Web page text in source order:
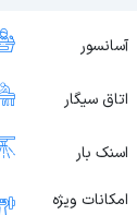
آسانسور
اتاق سیگار
اسنک بار
امکانات ویژه